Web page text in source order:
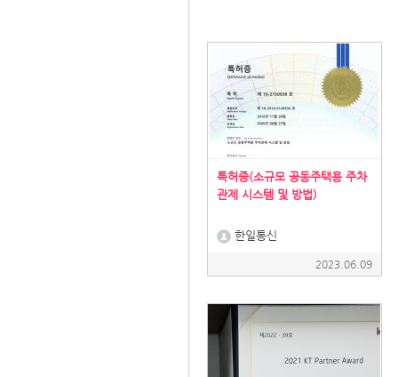
특허증(소규모 공동주택용 주차
관제 시스템 및 방법)
한일통신
2023.06.09